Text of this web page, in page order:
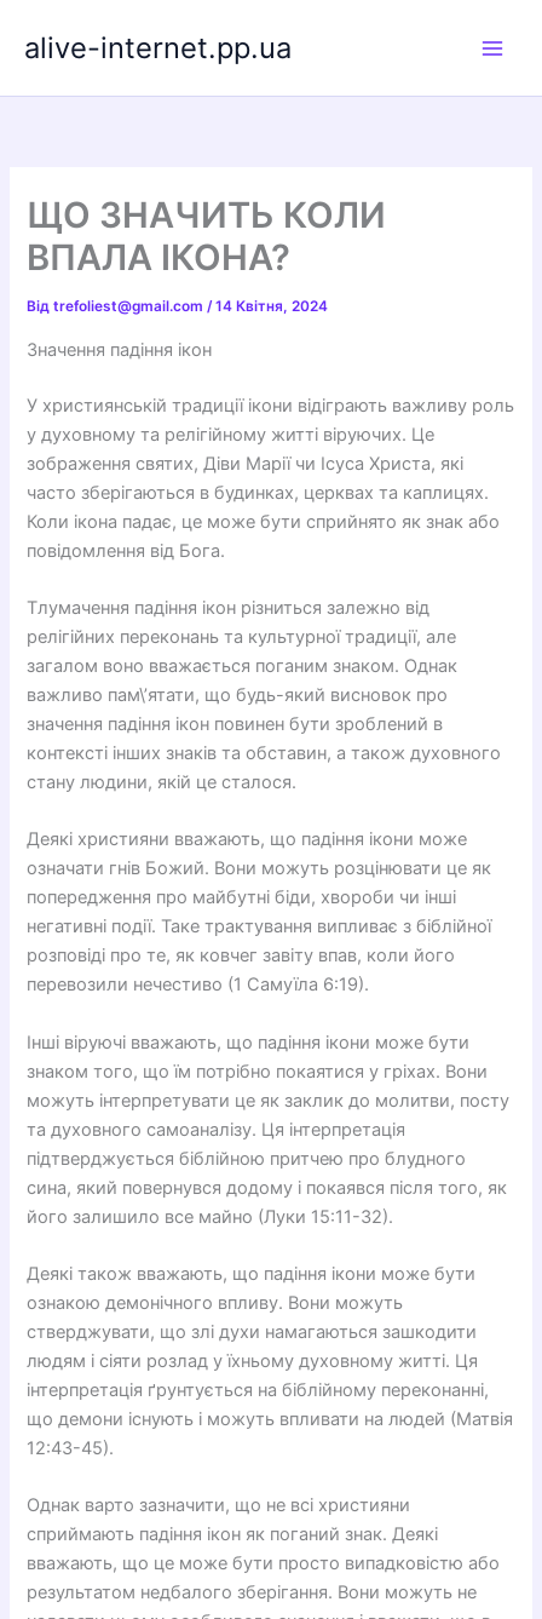
alive-internet.pp.ua
ЩО ЗНАЧИТЬ КОЛИ
ВПАЛА ІКОНА?
Відtrefoliest@gmail.com/14 Квітня, 2024
Значення падіння ікон
У християнській традиції ікони відіграють важливу роль
у духовному та релігійному житті віруючих. Це
зображення святих, Діви Марії чи Ісуса Христа, які
часто зберігаються в будинках, церквах та каплицях.
Коли ікона падає, це може бути сприйнято як знак або
повідомлення від Бога.
Тлумачення падіння ікон різниться залежно від
релігійних переконань та культурної традиції, але
загалом воно вважається поганим знаком. Однак
важливо пам\’ятати, що будь-який висновок про
значення падіння ікон повинен бути зроблений в
контексті інших знаків та обставин, а також духовного
стану людини, якій це сталося.
Деякі християни вважають, що падіння ікони може
означати гнів Божий. Вони можуть розцінювати це як
попередження про майбутні біди, хвороби чи інші
негативні події. Таке трактування випливає з біблійної
розповіді про те, як ковчег завіту впав, коли його
перевозили нечестиво (1 Самуїла 6:19).
Інші віруючі вважають, що падіння ікони може бути
знаком того, що їм потрібно покаятися у гріхах. Вони
можуть інтерпретувати це як заклик до молитви, посту
та духовного самоаналізу. Ця інтерпретація
підтверджується біблійною притчею про блудного
сина, який повернувся додому і покаявся після того, як
його залишило все майно (Луки 15:11-32).
Деякі також вважають, що падіння ікони може бути
ознакою демонічного впливу. Вони можуть
стверджувати, що злі духи намагаються зашкодити
людям і сіяти розлад у їхньому духовному житті. Ця
інтерпретація ґрунтується на біблійному переконанні,
що демони існують і можуть впливати на людей (Матвія
12:43-45).
Однак варто зазначити, що не всі християни
сприймають падіння ікон як поганий знак. Деякі
вважають, що це може бути просто випадковістю або
результатом недбалого зберігання. Вони можуть не